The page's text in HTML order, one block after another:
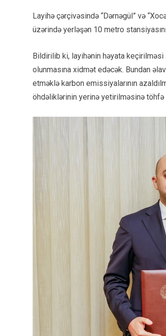
Layihə çərçivəsində “Dərnəgül” və
üzərində yerləşən 10 metro
Bildirilib ki, layihənin həyata
olunmasına xidmət edəcək. Bundan
etməklə karbon emissiyalarının
öhdəliklərinin yerinə yetirilməsinə töhfə